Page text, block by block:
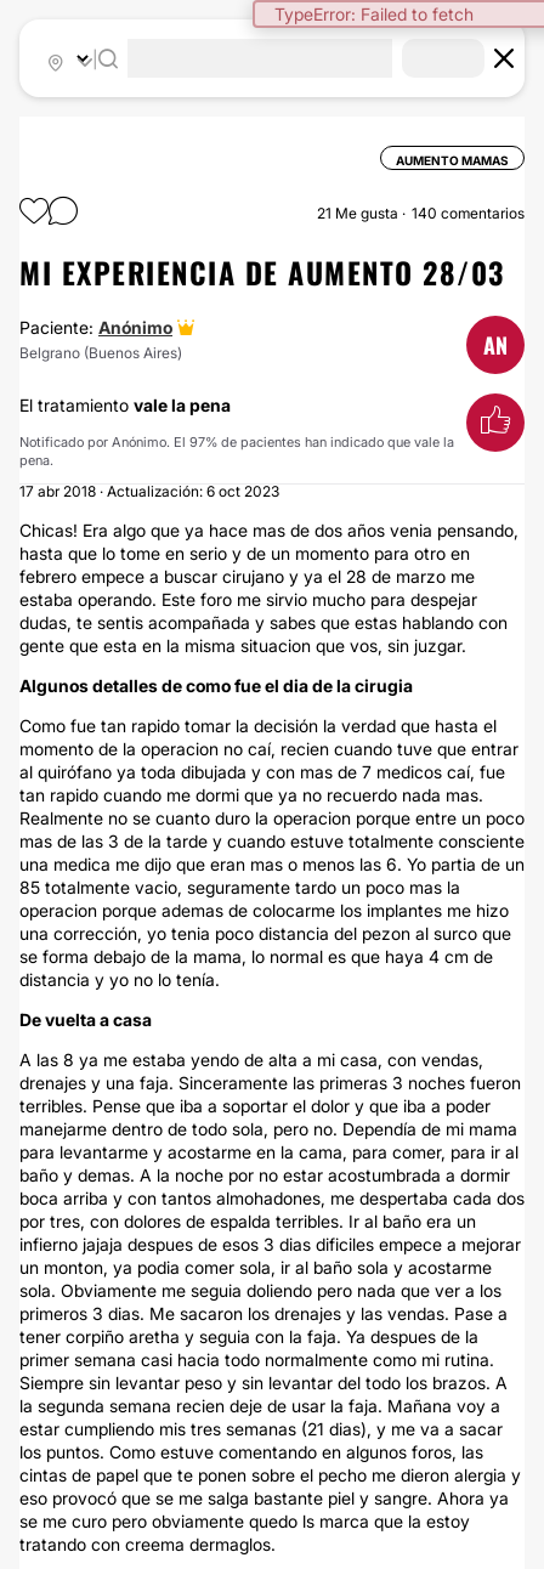
AUMENTO MAMAS
21 Me gusta 140 comentarios
MI EXPERIENCIA DE AUMENTO 28/03
Paciente: Anónimo
Belgrano (Buenos Aires) AN
El tratamiento vale la pena
Notificado por Anónimo. El 97% de pacientes han indicado que vale la
pena.
17 abr 2018 · Actualización: 6 oct 2023
Chicas! Era algo que ya hace mas de dos años venia pensando,
hasta que lo tome en serio y de un momento para otro en
febrero empece a buscar cirujano y ya el 28 de marzo me
estaba operando. Este foro me sirvio mucho para despejar
dudas, te sentis acompañada y sabes que estas hablando con
gente que esta en la misma situacion que vos, sin juzgar.
Algunos detalles de como fue el dia de la cirugia
Como fue tan rapido tomar la decisión la verdad que hasta el
momento de la operacion no caí, recien cuando tuve que entrar
al quirófano ya toda dibujada y con mas de 7 medicos caí, fue
tan rapido cuando me dormi que ya no recuerdo nada mas.
Realmente no se cuanto duro la operacion porque entre un poco
mas de las 3 de la tarde y cuando estuve totalmente consciente
una medica me dijo que eran mas o menos las 6. Yo partia de un
85 totalmente vacio, seguramente tardo un poco mas la
operacion porque ademas de colocarme los implantes me hizo
una corrección, yo tenia poco distancia del pezon al surco que
se forma debajo de la mama, lo normal es que haya 4 cm de
distancia y yo no lo tenía.
De vuelta a casa
A las 8 ya me estaba yendo de alta a mi casa, con vendas,
drenajes y una faja. Sinceramente las primeras 3 noches fueron
terribles. Pense que iba a soportar el dolor y que iba a poder
manejarme dentro de todo sola, pero no. Dependía de mi mama
para levantarme y acostarme en la cama, para comer, para ir al
baño y demas. A la noche por no estar acostumbrada a dormir
boca arriba y con tantos almohadones, me despertaba cada dos
por tres, con dolores de espalda terribles. Ir al baño era un
infierno jajaja despues de esos 3 dias dificiles empece a mejorar
un monton, ya podia comer sola, ir al baño sola y acostarme
sola. Obviamente me seguia doliendo pero nada que ver a los
primeros 3 dias. Me sacaron los drenajes y las vendas. Pase a
tener corpiño aretha y seguia con la faja. Ya despues de la
primer semana casi hacia todo normalmente como mi rutina.
Siempre sin levantar peso y sin levantar del todo los brazos. A
la segunda semana recien deje de usar la faja. Mañana voy a
estar cumpliendo mis tres semanas (21 dias), y me va a sacar
los puntos. Como estuve comentando en algunos foros, las
cintas de papel que te ponen sobre el pecho me dieron alergia y
eso provocó que se me salga bastante piel y sangre. Ahora ya
se me curo pero obviamente quedo ls marca que la estoy
tratando con creema dermaglos.